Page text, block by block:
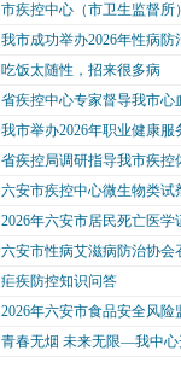
市疾控中心（市卫生监督所
我市成功举办2026年性病防
吃饭太随性，招来很多病
省疾控中心专家督导我市
我市举办2026年职业健康
省疾控局调研指导我市疾
六安市疾控中心微生物类试
2026年六安市居民死亡医
六安市性病艾滋病防治协
疟疾防控知识问答
2026年六安市食品安全风
青春无烟 未来无限—我中